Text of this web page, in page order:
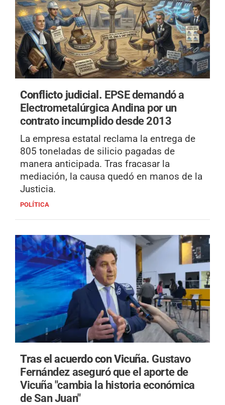
Conflicto judicial. EPSE demandó a
Electrometalúrgica Andina por un
contrato incumplido desde 2013
La empresa estatal reclama la entrega de
805 toneladas de silicio pagadas de
manera anticipada. Tras fracasar la
mediación, la causa quedó en manos de la
Justicia.
POLÍTICA
Tras el acuerdo con Vicuña. Gustavo
Fernández aseguró que el aporte de
Vicuña "cambia la historia económica
de San Juan"